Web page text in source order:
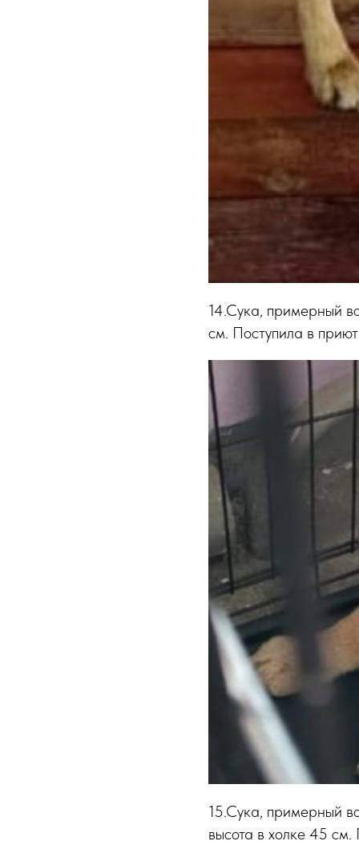
14.Сука, примерный
см. Поступила в
15.Сука, примерный
высота в холке 45